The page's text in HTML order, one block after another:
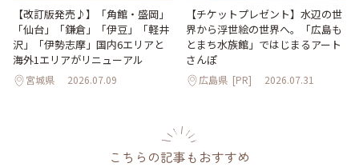
【改訂版発売♪】「角館・盛岡」
「仙台」「鎌倉」「伊豆」「軽井
沢」「伊勢志摩」国内6エリアと
海外1エリアがリニューアル
宮城県 2026.07.09
【チケットプレゼント】水辺の世
界から浮世絵の世界へ。「広島も
とまち水族館」ではじまるアート
さんぽ
広島県 [PR] 2026.07.31
こちらの記事もおすすめ